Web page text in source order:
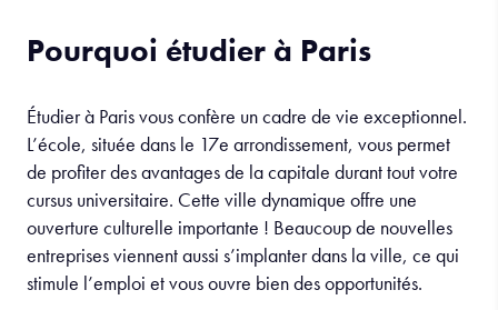
Pourquoi étudier à Paris
Étudier à Paris vous confère un cadre de vie exceptionnel.
L’école, située dans le 17e arrondissement, vous permet
de profiter des avantages de la capitale durant tout votre
cursus universitaire. Cette ville dynamique offre une
ouverture culturelle importante ! Beaucoup de nouvelles
entreprises viennent aussi s’implanter dans la ville, ce qui
stimule l’emploi et vous ouvre bien des opportunités.